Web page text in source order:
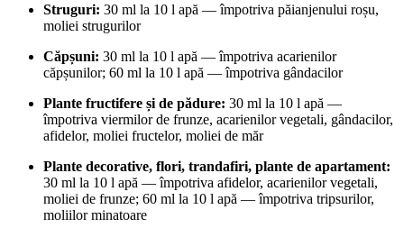
Struguri: 30 ml la 10 l apă — împotriva păianjenului roșu,
moliei strugurilor
Căpșuni: 30 ml la 10 l apă — împotriva acarienilor
căpșunilor; 60 ml la 10 l apă — împotriva gândacilor
Plante fructifere și de pădure: 30 ml la 10 l apă —
împotriva viermilor de frunze, acarienilor vegetali, gândacilor,
afidelor, moliei fructelor, moliei de măr
Plante decorative, flori, trandafiri, plante de apartament:
30 ml la 10 l apă — împotriva afidelor, acarienilor vegetali,
moliei de frunze; 60 ml la 10 l apă — împotriva tripsurilor,
moliilor minatoare